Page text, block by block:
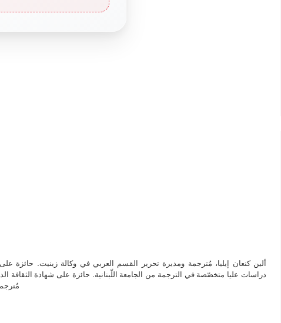
ألين كنعان إيليا، مُترجمة ومديرة تحرير القسم العربي في وكالة زينيت. حائزة
دراسات عليا متخصّصة في الترجمة من الجامعة اللّبنانية. حائزة على شهادة الثقافة